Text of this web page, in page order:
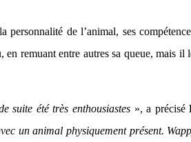
de l’animal, ses
remuant entre autres sa queue, mais
suite été très enthousiastes », a précisé
un animal physiquement présent.